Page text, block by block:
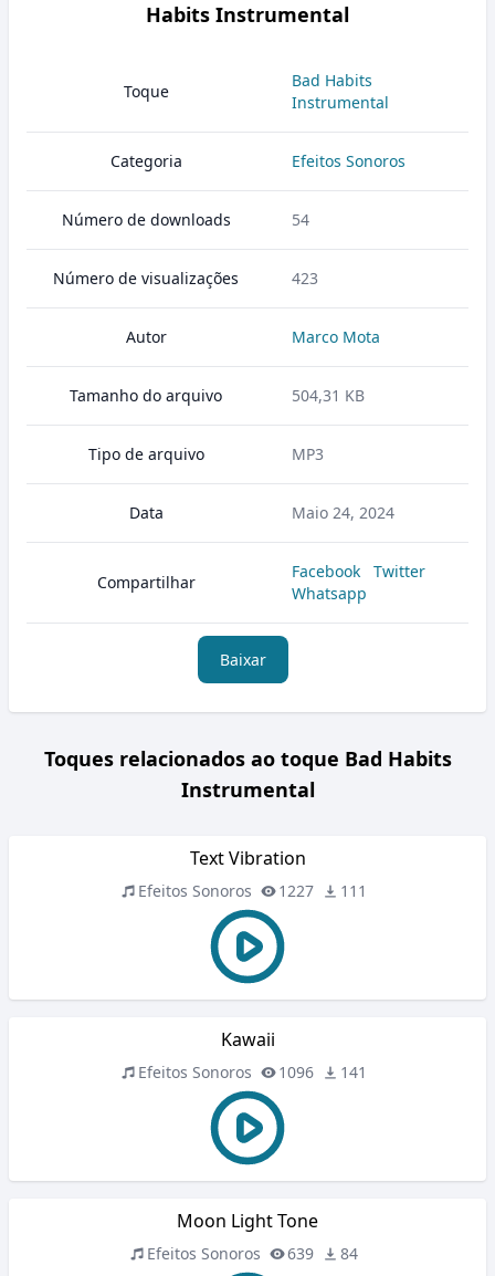
Habits Instrumental
Toque
Bad Habits
Instrumental
Categoria Efeitos Sonoros
Número de downloads 54
Número de visualizações 423
Autor Marco Mota
Tamanho do arquivo 504,31 KB
Tipo de arquivo MP3
Data Maio 24, 2024
Compartilhar
Facebook
Twitter
Whatsapp
Baixar
Toques relacionados ao toque Bad Habits
Instrumental
Text Vibration
Efeitos Sonoros 1227 111
Kawaii
Efeitos Sonoros 1096 141
Moon Light Tone
Efeitos Sonoros 639 84